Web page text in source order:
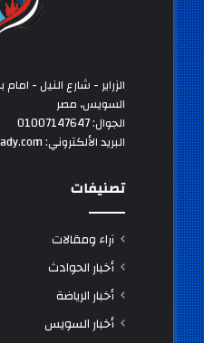
الزراير - شارع النيل -
السويس، مصر
الجوال: 01007147647
البريد الألكتروني: admin@suezbalady.com
تصنيفات
آراء ومقالات
أخبار الحوادث
أخبار الرياضة
أخبار السويس